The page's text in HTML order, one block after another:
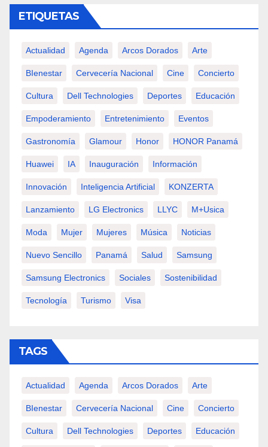
ETIQUETAS
Actualidad Agenda Arcos Dorados Arte
BIenestar Cervecería Nacional Cine Concierto
Cultura Dell Technologies Deportes Educación
Empoderamiento Entretenimiento Eventos
Gastronomía Glamour Honor HONOR Panamá
Huawei IA Inauguración Información
Innovación Inteligencia Artificial KONZERTA
Lanzamiento LG Electronics LLYC M+usica
Moda Mujer Mujeres Música Noticias
Nuevo Sencillo Panamá Salud Samsung
Samsung Electronics Sociales Sostenibilidad
Tecnología Turismo Visa
TAGS
Actualidad Agenda Arcos Dorados Arte
BIenestar Cervecería Nacional Cine Concierto
Cultura Dell Technologies Deportes Educación